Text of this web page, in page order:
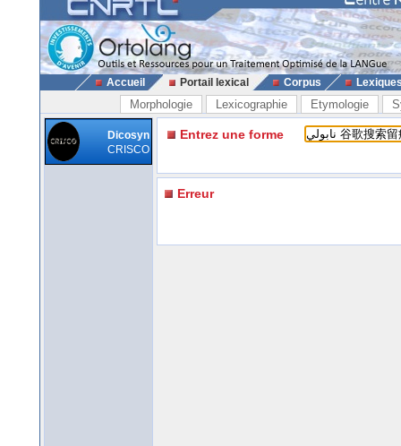
Accueil Portail lexical Corpus
Morphologie Lexicographie Etymologie
Dicosyn
CRISCO
Entrez une forme
Erreur